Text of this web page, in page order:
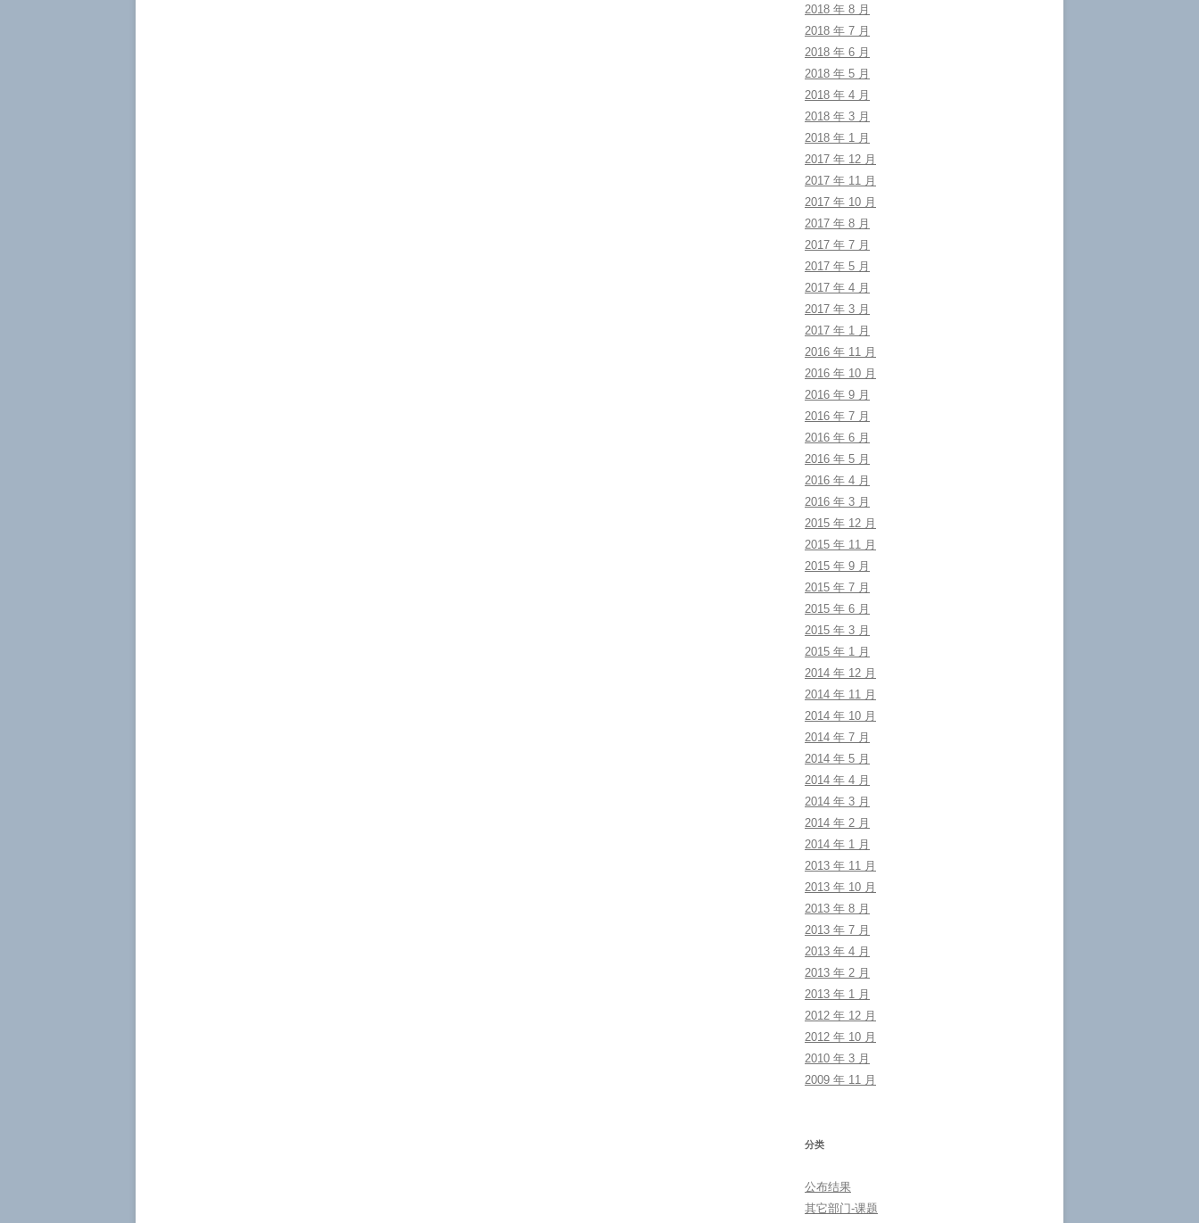
2018 年 8 月
2018 年 7 月
2018 年 6 月
2018 年 5 月
2018 年 4 月
2018 年 3 月
2018 年 1 月
2017 年 12 月
2017 年 11 月
2017 年 10 月
2017 年 8 月
2017 年 7 月
2017 年 5 月
2017 年 4 月
2017 年 3 月
2017 年 1 月
2016 年 11 月
2016 年 10 月
2016 年 9 月
2016 年 7 月
2016 年 6 月
2016 年 5 月
2016 年 4 月
2016 年 3 月
2015 年 12 月
2015 年 11 月
2015 年 9 月
2015 年 7 月
2015 年 6 月
2015 年 3 月
2015 年 1 月
2014 年 12 月
2014 年 11 月
2014 年 10 月
2014 年 7 月
2014 年 5 月
2014 年 4 月
2014 年 3 月
2014 年 2 月
2014 年 1 月
2013 年 11 月
2013 年 10 月
2013 年 8 月
2013 年 7 月
2013 年 4 月
2013 年 2 月
2013 年 1 月
2012 年 12 月
2012 年 10 月
2010 年 3 月
2009 年 11 月
分类
公布结果
其它部门-课题